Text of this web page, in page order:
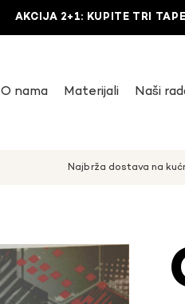
AKCIJA 2+1: KUPITE TRI
O nama Materijali Naši
Najbrža dostava na